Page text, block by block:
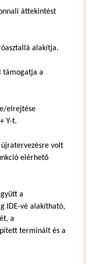
áttekintést
alakítja.
támogatja a
elrejtése
Y-t.
volt
elérhető
a
IDE-vé alakítható,
a
terminált és a